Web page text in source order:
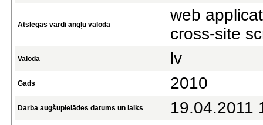
Atslēgas vārdi angļu valodā
web
cross-site
Valoda lv
Gads 2010
Darba augšupielādes datums un laiks 19.04.2011